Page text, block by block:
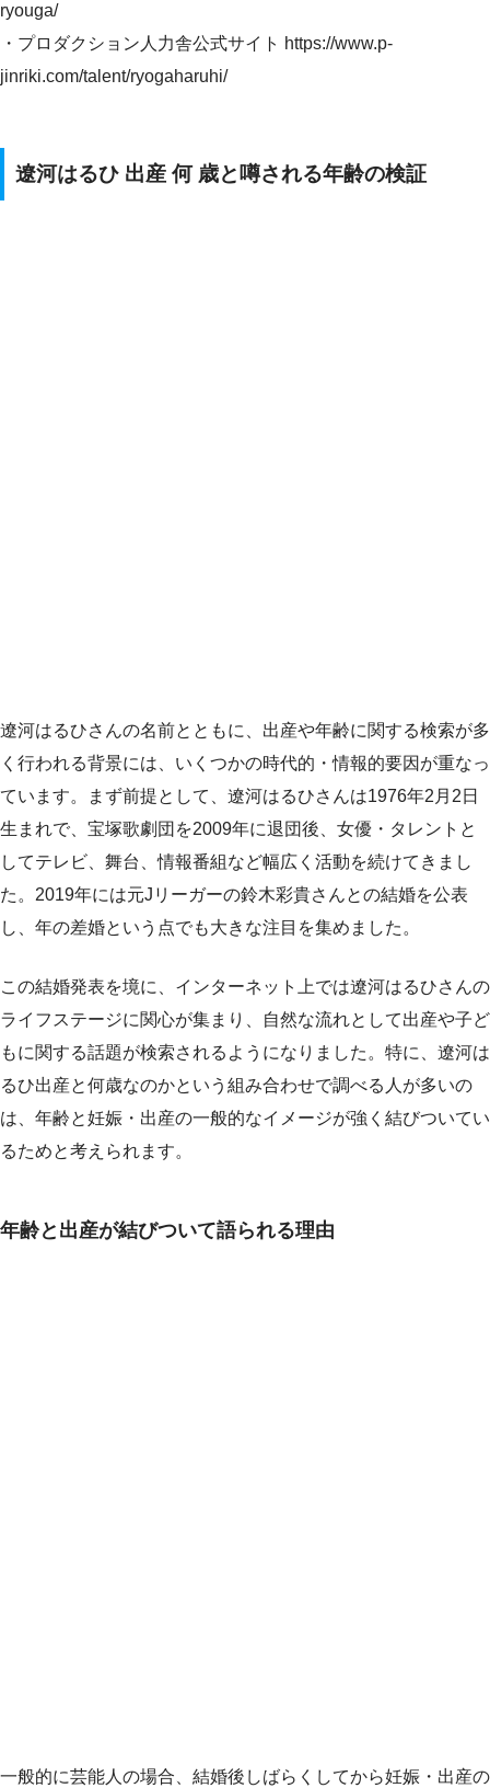
ryouga/
・プロダクション人力舎公式サイト https://www.p-
jinriki.com/talent/ryogaharuhi/
遼河はるひ 出産 何 歳と噂される年齢の検証
遼河はるひさんの名前とともに、出産や年齢に関する検索が多
く行われる背景には、いくつかの時代的・情報的要因が重なっ
ています。まず前提として、遼河はるひさんは1976年2月2日
生まれで、宝塚歌劇団を2009年に退団後、女優・タレントと
してテレビ、舞台、情報番組など幅広く活動を続けてきまし
た。2019年には元Jリーガーの鈴木彩貴さんとの結婚を公表
し、年の差婚という点でも大きな注目を集めました。
この結婚発表を境に、インターネット上では遼河はるひさんの
ライフステージに関心が集まり、自然な流れとして出産や子ど
もに関する話題が検索されるようになりました。特に、遼河は
るひ出産と何歳なのかという組み合わせで調べる人が多いの
は、年齢と妊娠・出産の一般的なイメージが強く結びついてい
るためと考えられます。
年齢と出産が結びついて語られる理由
一般的に芸能人の場合、結婚後しばらくしてから妊娠・出産の